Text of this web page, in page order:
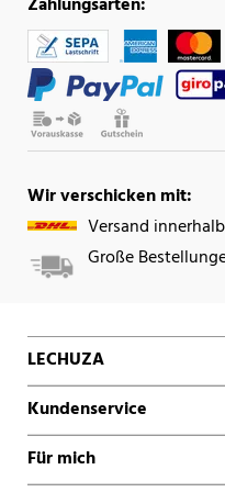
Wir verschicken mit:
Versand
Große
LECHUZA
Kundenservice
Für mich